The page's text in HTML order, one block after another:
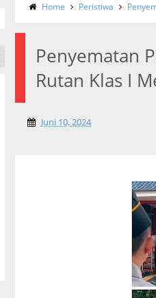
Home Peristiwa
Penyematan
Rutan Klas I
Juni 10, 2024